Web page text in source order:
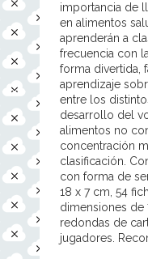
importancia de
en alimentos
aprenderán a
frecuencia con
forma divertida,
aprendizaje
entre los
desarrollo del
alimentos no
concentración
clasificación.
con forma de
18 x 7 cm, 54
dimensiones de
redondas de
jugadores.